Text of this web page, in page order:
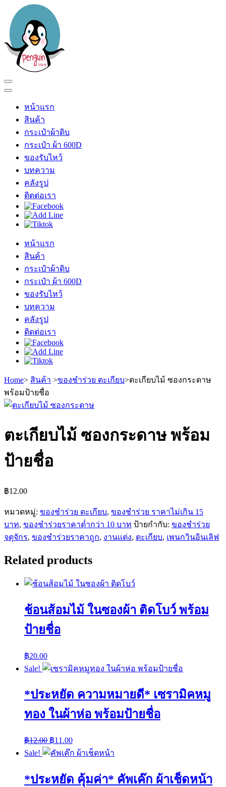
content
(Press
Enter)
เพนกวินอินเลิฟ
ร้าน เพนกวินอินเลิฟ
หน้าแรก
สินค้า
กระเป๋าผ้าดิบ
กระเป๋า ผ้า 600D
ของรับไหว้
บทความ
คลังรูป
ติดต่อเรา
หน้าแรก
สินค้า
กระเป๋าผ้าดิบ
กระเป๋า ผ้า 600D
ของรับไหว้
บทความ
คลังรูป
ติดต่อเรา
Home> สินค้า >ของชำร่วย ตะเกียบ>ตะเกียบไม้ ซองกระดาษ
พร้อมป้ายชื่อ
ตะเกียบไม้ ซองกระดาษ พร้อม
ป้ายชื่อ
฿12.00
หมวดหมู่: ของชำร่วย ตะเกียบ, ของชำร่วย ราคาไม่เกิน 15
บาท, ของชำร่วยราคาต่ำกว่า 10 บาท ป้ายกำกับ: ของชำร่วย
จตุจักร, ของชำร่วยราคาถูก, งานแต่ง, ตะเกียบ, เพนกวินอินเลิฟ
Related products
ช้อนส้อมไม้ ในซองผ้า ติดโบว์ พร้อม
ป้ายชื่อ
฿20.00
Sale!
*ประหยัด ความหมายดี* เซรามิคหมู
ทอง ในผ้าห่อ พร้อมป้ายชื่อ
฿12.00 ฿11.00
Sale!
*ประหยัด คุ้มค่า* คัพเค๊ก ผ้าเช็ดหน้า